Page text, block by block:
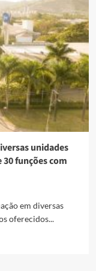
unidades
funções com
em diversas
oferecidos...